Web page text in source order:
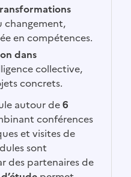
changement,
en compétences.
dans
collective,
concrets.
autour de6
conférences
et visites de
sont
des partenaires de